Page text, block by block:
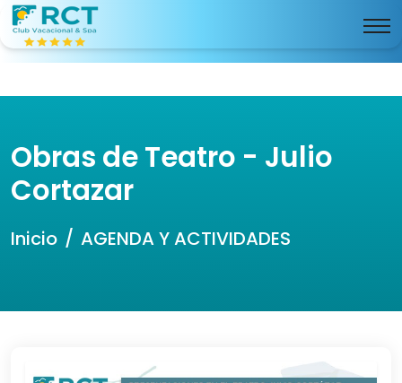
Obras de Teatro - Julio
Cortazar
Inicio AGENDA Y ACTIVIDADES